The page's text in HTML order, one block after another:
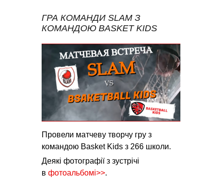
ГРА КОМАНДИ SLAM З
КОМАНДОЮ BASKET KIDS
Провели матчеву творчу гру з
командою Basket Kids з 266 школи.
Деякі фотографії з зустрічі
в фотоальбомі>>.